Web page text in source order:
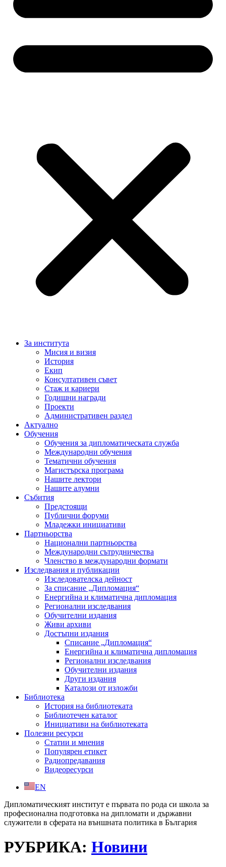
За института
Мисия и визия
История
Екип
Консултативен съвет
Стаж и кариери
Годишни награди
Проекти
Административен раздел
Актуално
Обучения
Обучения за дипломатическата служба
Международни обучения
Тематични обучения
Магистърска програма
Нашите лектори
Нашите алумни
Събития
Предстоящи
Публични форуми
Младежки инициативи
Партньорства
Национални партньорства
Международни сътрудничества
Членство в международни формати
Изследвания и публикации
Изследователска дейност
За списание „Дипломация“
Енергийна и климатична дипломация
Регионални изследвания
Обучителни издания
Живи архиви
Достъпни издания
Списание „Дипломация“
Енергийна и климатична дипломация
Регионални изследвания
Обучителни издания
Други издания
Каталози от изложби
Библиотека
История на библиотеката
Библиотечен каталог
Инициативи на библиотеката
Полезни ресурси
Статии и мнения
Популярен етикет
Радиопредавания
Видеоресурси
EN
Дипломатическият институт е първата по рода си школа за
професионална подготовка на дипломати и държавни
служители в сферата на външната политика в България
РУБРИКА: Новини